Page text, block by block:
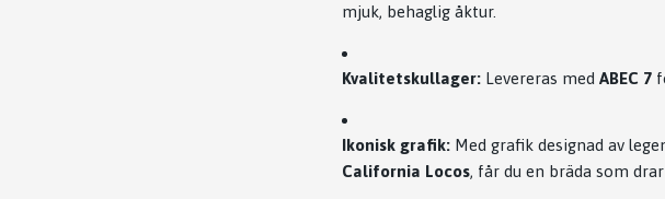
mjuk, behaglig åktur.
Kvalitetskullager: Levereras med ABEC 7
Ikonisk grafik: Med grafik designad av
California Locos, får du en bräda som